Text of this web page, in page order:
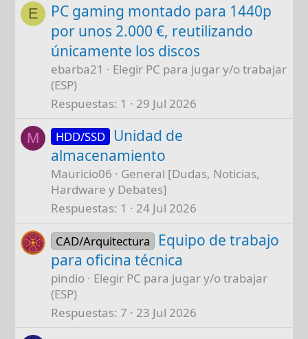
E
PC gaming montado para 1440p
por unos 2.000 €, reutilizando
únicamente los discos
ebarba21
Elegir PC para jugar y/o trabajar
(ESP)
Respuestas 1 29 Jul 2026
M HDD/SSD Unidad de
almacenamiento
Mauricio06
General [Dudas, Noticias,
Hardware y Debates]
Respuestas 1 24 Jul 2026
CAD/Arquitectura
Equipo de trabajo
para oficina técnica
pindio
Elegir PC para jugar y/o trabajar
(ESP)
Respuestas 7 23 Jul 2026